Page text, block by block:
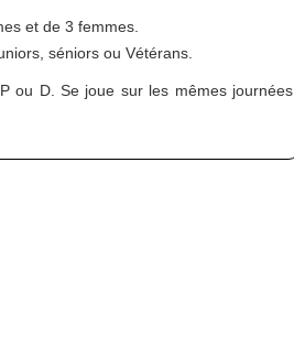
et de 3 femmes.
séniors ou Vétérans.
ou D. Se joue sur les mêmes journées